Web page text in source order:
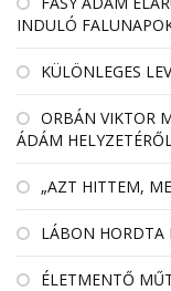
INDULÓ
KÜLÖNLEGES
ORBÁN VIKTOR
ÁDÁM HELYZETÉRŐL
„AZT HITTEM,
LÁBON HORDTA
ÉLETMENTŐ